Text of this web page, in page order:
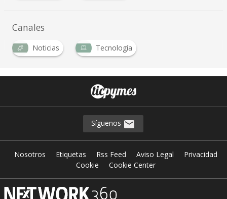
Canales
Noticias Tecnología
Síguenos
Nosotros Etiquetas Rss Feed Aviso Legal
Privacidad
Cookie
Cookie Center